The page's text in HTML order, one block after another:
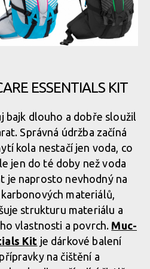
ESSENTIALS KIT
bajk dlouho a dobře sloužil
Správná údržba začíná
kola nestačí jen voda, co
jen do té doby než voda
je naprosto nevhodný na
materiálů,
strukturu materiálu a
vlastnosti a povrch. Muc-
Kit je dárkové balení
na čištění a